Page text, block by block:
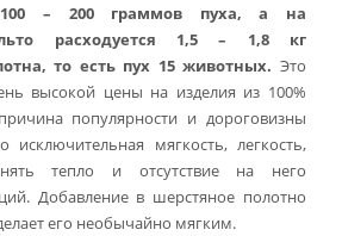
100 – 200 граммов пуха, а на
расходуется 1,5 – 1,8 кг
то есть пух 15 животных. Это
высокой цены на изделия из 100%
популярности и дороговизны
мягкость, легкость,
тепло и отсутствие на него
Добавление в шерстяное полотно
его необычайно мягким.